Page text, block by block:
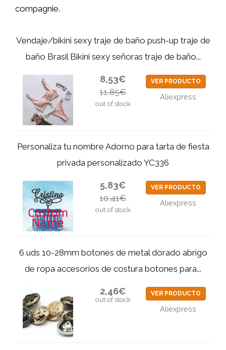
compagnie.
Vendaje/bikini sexy traje de baño push-up traje de
baño Brasil Bikini sexy señoras traje de baño...
8,53€
11,85€
out of stock
VER PRODUCTO
Aliexpress
Personaliza tu nombre Adorno para tarta de fiesta
privada personalizado YC336
5,83€
10,41€
out of stock
VER PRODUCTO
Aliexpress
6 uds 10-28mm botones de metal dorado abrigo
de ropa accesorios de costura botones para...
2,46€
out of stock
VER PRODUCTO
Aliexpress